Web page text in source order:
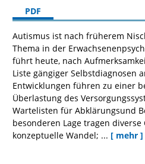
PDF
Autismus ist nach früherem
Thema in der
führt heute, nach
Liste gängiger Selbstdiagnosen
Entwicklungen führen zu einer
Überlastung des
Wartelisten für Abklärungsund
besonderen Lage tragen
konzeptuelle Wandel; ... [ mehr ]